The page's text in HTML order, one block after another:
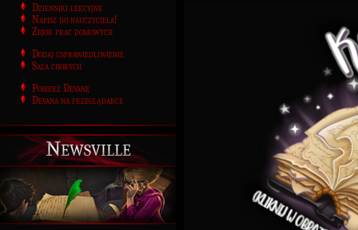
Dzienniki lekcyjne
Napisz do nauczyciela!
Zbiór prac domowych
Dodaj usprawiedliwienie
Sala chorych
Pobierz Devanę
Devana na przeglądarce
Newsville